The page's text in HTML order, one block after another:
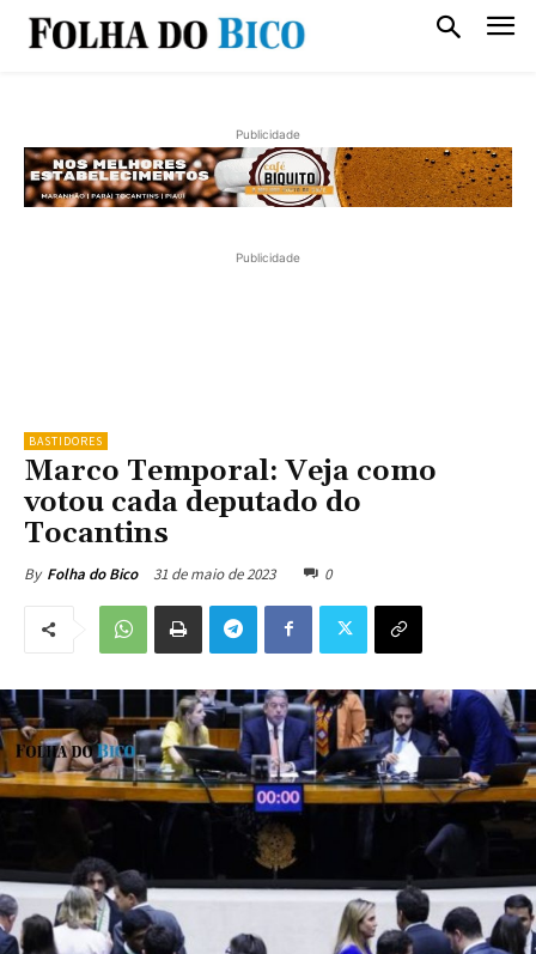
Publicidade
Publicidade
BASTIDORES
Marco Temporal: Veja como
votou cada deputado do
Tocantins
By Folha do Bico 31 de maio de 2023 0